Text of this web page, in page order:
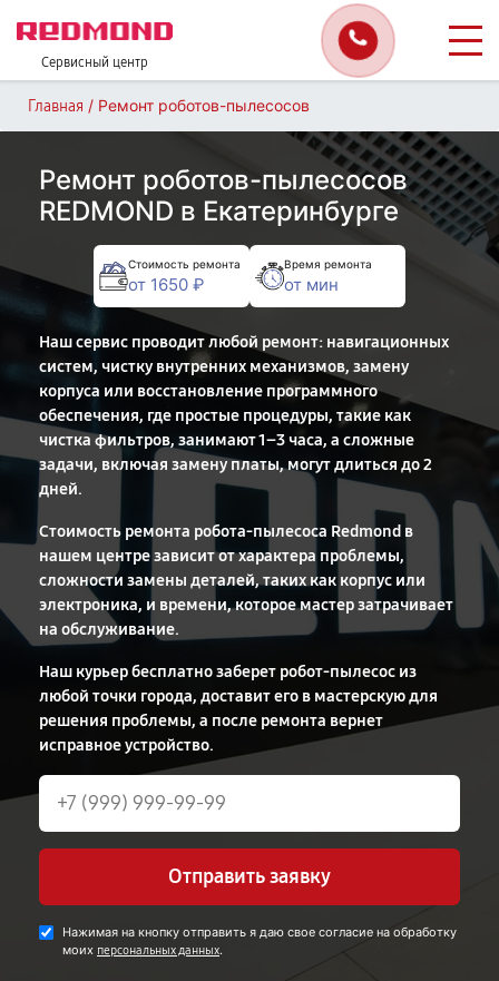
Сервисный центр
Главная / Ремонт роботов-пылесосов
Ремонт роботов-пылесосов
REDMOND в Екатеринбурге
Стоимость ремонта
от 1650 ₽
Время ремонта
от мин
Наш сервис проводит любой ремонт: навигационных
систем, чистку внутренних механизмов, замену
корпуса или восстановление программного
обеспечения, где простые процедуры, такие как
чистка фильтров, занимают 1–3 часа, а сложные
задачи, включая замену платы, могут длиться до 2
дней.
Стоимость ремонта робота-пылесоса Redmond в
нашем центре зависит от характера проблемы,
сложности замены деталей, таких как корпус или
электроника, и времени, которое мастер затрачивает
на обслуживание.
Наш курьер бесплатно заберет робот-пылесос из
любой точки города, доставит его в мастерскую для
решения проблемы, а после ремонта вернет
исправное устройство.
Отправить заявку
Нажимая на кнопку отправить я даю свое согласие на обработку
моих персональных данных.